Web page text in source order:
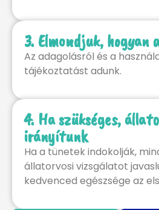
3. Elmondjuk, hogyan
Az adagolásról és a
tájékoztatást adunk.
4. Ha szükséges,
irányítunk
Ha a tünetek indokolják,
állatorvosi vizsgálatot
kedvenced egészsége az